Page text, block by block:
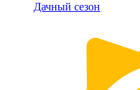
Дачный сезон